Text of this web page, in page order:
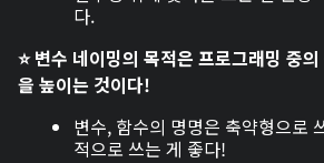
다.
⭐ 변수 네이밍의 목적은 프로그래밍 중
을 높이는 것이다!
변수, 함수의 명명은 축약형으로
적으로 쓰는 게 좋다!